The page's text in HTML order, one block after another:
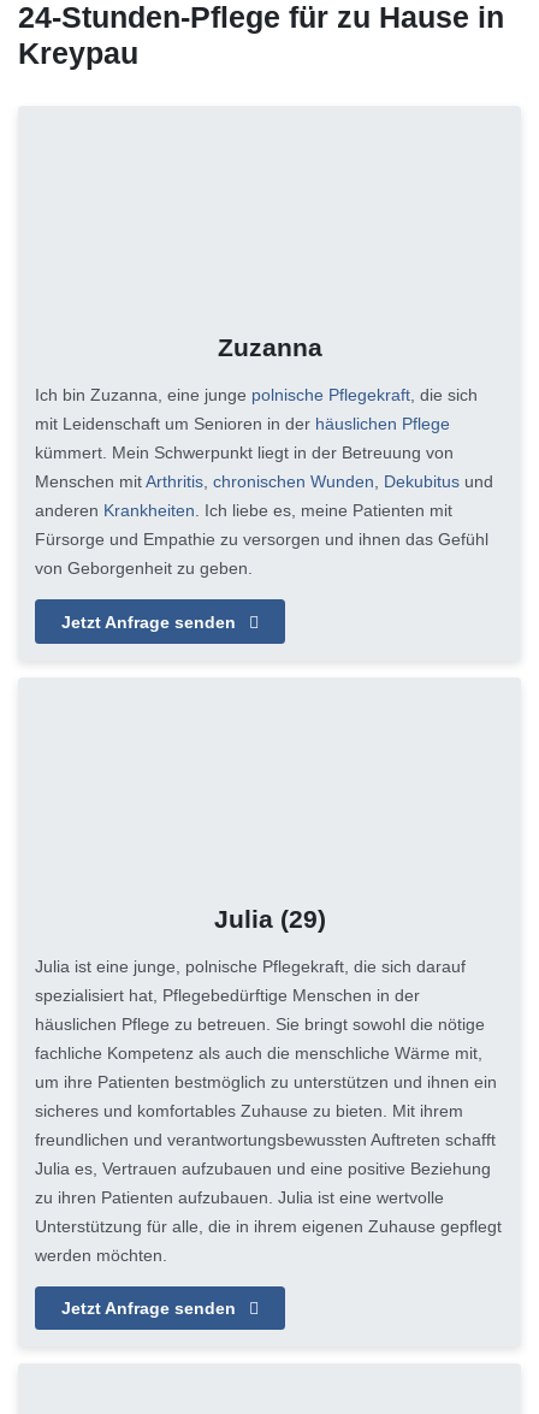
24-Stunden-Pflege für zu Hause in
Kreypau
Zuzanna
Ich bin Zuzanna, eine junge polnische Pflegekraft, die sich
mit Leidenschaft um Senioren in der häuslichen Pflege
kümmert. Mein Schwerpunkt liegt in der Betreuung von
Menschen mitArthritis, chronischen Wunden, Dekubitus und
anderen Krankheiten. Ich liebe es, meine Patienten mit
Fürsorge und Empathie zu versorgen und ihnen das Gefühl
von Geborgenheit zu geben.
Jetzt Anfrage senden
Julia (29)
Julia ist eine junge, polnische Pflegekraft, die sich darauf
spezialisiert hat, Pflegebedürftige Menschen in der
häuslichen Pflege zu betreuen. Sie bringt sowohl die nötige
fachliche Kompetenz als auch die menschliche Wärme mit,
um ihre Patienten bestmöglich zu unterstützen und ihnen ein
sicheres und komfortables Zuhause zu bieten. Mit ihrem
freundlichen und verantwortungsbewussten Auftreten schafft
Julia es, Vertrauen aufzubauen und eine positive Beziehung
zu ihren Patienten aufzubauen. Julia ist eine wertvolle
Unterstützung für alle, die in ihrem eigenen Zuhause gepflegt
werden möchten.
Jetzt Anfrage senden